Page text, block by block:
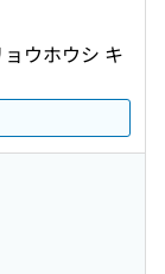
ウホウシ キ